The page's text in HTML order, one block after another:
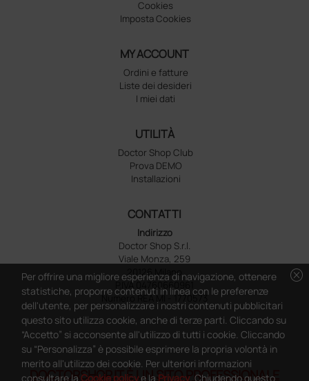
Cookies
Imposta Cookies
MY ACCOUNT
Ordini e fatture
Liste dei desideri
I miei dati
UTILITÀ
Doctor Shop Club
Prova DEMO
Installazioni
CONTATTI
Indirizzo
Doctor Shop S.r.l.
Viale Monza, 259
20126 Milano
P.IVA 04760660961
Numero REA MI - 1770573
DOCTORSHOP.IT È UN SITO PROFESSIONALE
cancel
Per offrire una migliore esperienza di navigazione, ottenere
statistiche, proporre contenuti in linea con le preferenze
dell'utente, per personalizzare i nostri contenuti pubblicitari
questo sito utilizza cookie, anche di terze parti. Cliccando su
“Accetto” si acconsente all'utilizzo di tutti i cookie. Cliccando
su “Personalizza” è possibile esprimere la propria volontà in
merito all'utilizzo dei cookie. Per ulteriori informazioni
consultare la Cookie policye la Privacy. Chiudendo questo